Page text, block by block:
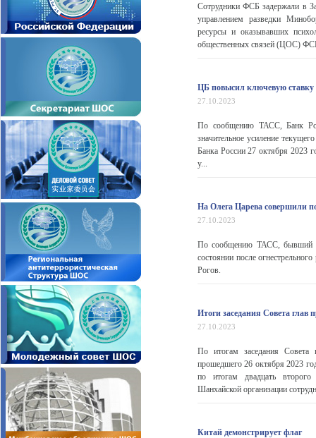
Сотрудники ФСБ задержали в
управлением разведки
ресурсы и оказывавших
общественных связей (ЦОС)
ЦБ повысил ключевую ставку
27.10.2023
По сообщению ТАСС, Банк
значительное усиление
Банка России 27 октября 2023
у...
На Олега Царева совершили
27.10.2023
По сообщению ТАСС, бывший
состоянии после
Рогов.
Итоги заседания Совета глав
27.10.2023
По итогам заседания Совета
прошедшего 26 октября 2023
по итогам двадцать второго
Шанхайской организации
Китай демонстрирует флаг